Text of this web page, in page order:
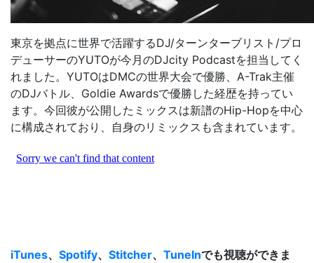
東京を拠点に世界で活躍するDJ/ターンターブリスト/プロ
デューサーのYUTOが今月のDJcity Podcastを担当してく
れました。YUTOはDMCの世界大会で優勝、A-Trak主催
のDJバトル、Goldie Awardsで優勝した経歴を持ってい
ます。今回彼が公開したミックスは新譜のHip-Hopを中心
に構成されており、自身のリミックスも含まれています。
iTunes、 Spotify、 Stitcher、 TuneInでも視聴ができま